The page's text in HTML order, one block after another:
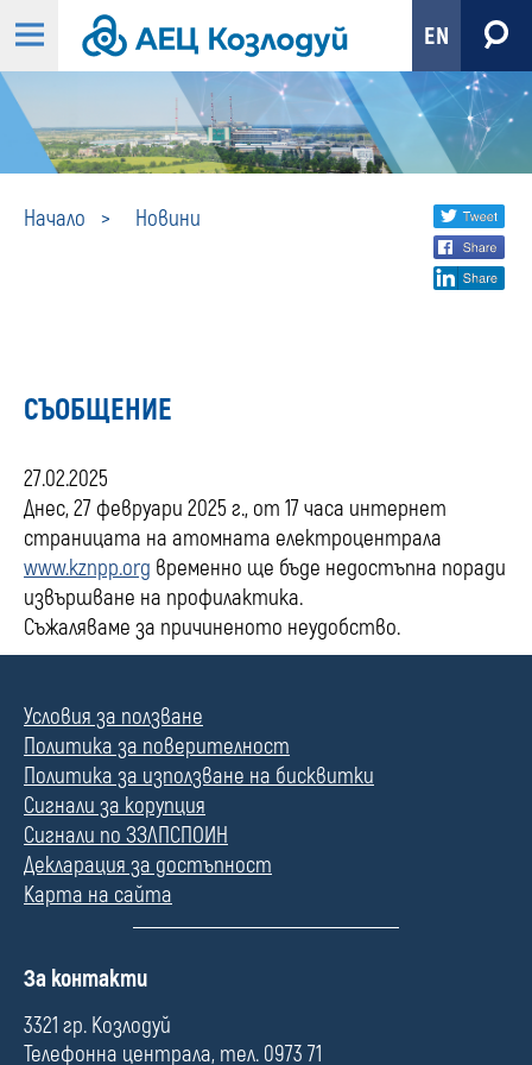
EN
Начало Новини
Share
social
СЪОБЩЕНИЕ
27.02.2025
Днес, 27 февруари 2025 г., от 17 часа интернет
страницата на атомната електроцентрала
www.kznpp.org временно ще бъде недостъпна поради
извършване на профилактика.
Съжаляваме за причиненото неудобство.
Условия за ползване
Политика за поверителност
Политика за използване на бисквитки
Сигнали за корупция
Сигнали по ЗЗЛПСПОИН
Декларация за достъпност
Карта на сайта
П
л
е
За контакти
3321 гр. Козлодуй
Телефонна централа, тел. 0973 71